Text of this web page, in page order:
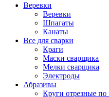
Веревки
Веревки
Шпагаты
Канаты
Все для сварки
Краги
Маски сварщика
Мелки сварщика
Электроды
Абразивы
Круги отрезные